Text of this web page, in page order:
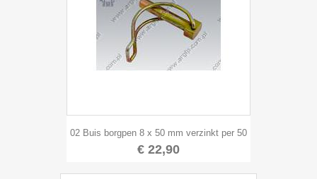
02 Buis borgpen 8 x 50 mm verzinkt per 50
€ 22,90